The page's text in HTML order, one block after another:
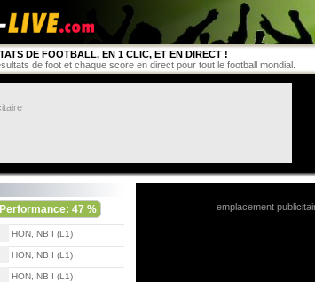
DE FOOTBALL, EN 1 CLIC, ET EN DIRECT !
de foot et chaque score en direct pour tout le football mondial.
Performance: 47 %
HON, NB I (L1)
HON, NB I (L1)
HON, NB I (L1)
emplacement